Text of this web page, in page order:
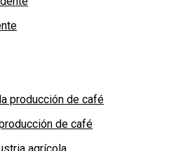
de café